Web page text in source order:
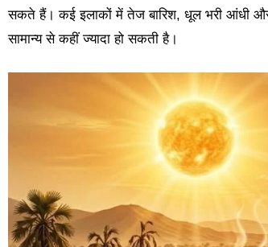
सकते हैं। कई इलाकों में तेज बारिश, धूल भरी आंधी और
सामान्य से कहीं ज्यादा हो सकती है।